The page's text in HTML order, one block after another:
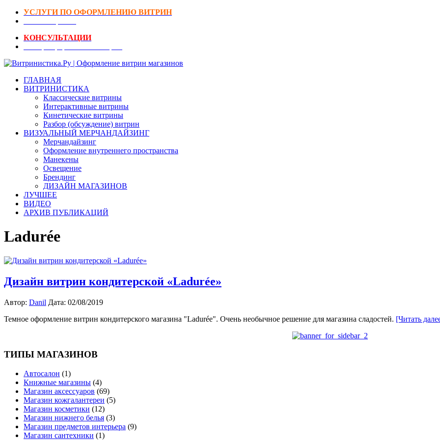
УСЛУГИ ПО ОФОРМЛЕНИЮ ВИТРИН
КОНСУЛЬТАЦИИ
ГЛАВНАЯ
ВИТРИНИСТИКА
Классические витрины
Интерактивные витрины
Кинетические витрины
Разбор (обсуждение) витрин
ВИЗУАЛЬНЫЙ МЕРЧАНДАЙЗИНГ
Мерчандайзинг
Оформление внутреннего пространства
Манекены
Освещение
Брендинг
ДИЗАЙН МАГАЗИНОВ
ЛУЧШЕЕ
ВИДЕО
АРХИВ ПУБЛИКАЦИЙ
Ladurée
Дизайн витрин кондитерской «Ladurée»
Автор: Danil Дата: 02/08/2019
Темное оформление витрин кондитерского магазина "Ladurée". Очень необычное решение для магазина сладостей. [Читать
ТИПЫ МАГАЗИНОВ
Автосалон (1)
Книжные магазины (4)
Магазин аксессуаров (69)
Магазин кожгалантереи (5)
Магазин косметики (12)
Магазин нижнего белья (3)
Магазин предметов интерьера (9)
Магазин сантехники (1)